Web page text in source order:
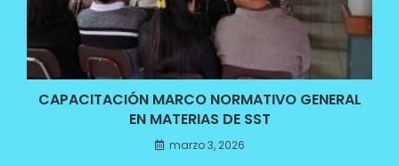
CAPACITACIÓN MARCO NORMATIVO GENERAL
EN MATERIAS DE SST
marzo 3, 2026